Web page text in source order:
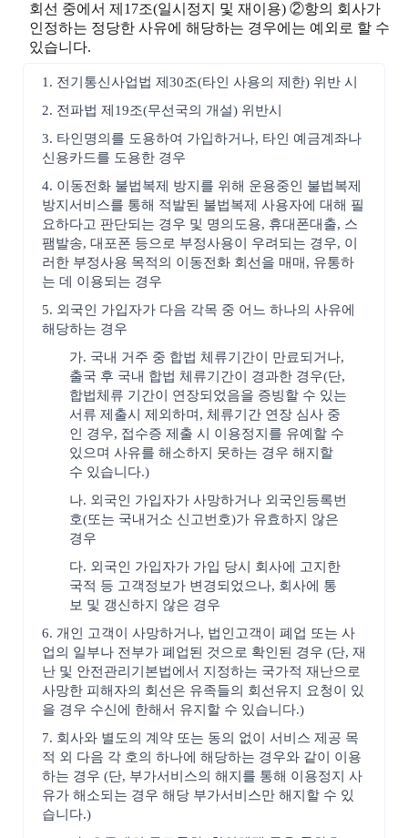
회선 중에서 제17조(일시정지 및 재이용) ②항의 회사가
인정하는 정당한 사유에 해당하는 경우에는 예외로 할 수
있습니다.
1. 전기통신사업법 제30조(타인 사용의 제한) 위반 시
2. 전파법 제19조(무선국의 개설) 위반시
3. 타인명의를 도용하여 가입하거나, 타인 예금계좌나
신용카드를 도용한 경우
4. 이동전화 불법복제 방지를 위해 운용중인 불법복제
방지서비스를 통해 적발된 불법복제 사용자에 대해 필
요하다고 판단되는 경우 및 명의도용, 휴대폰대출, 스
팸발송, 대포폰 등으로 부정사용이 우려되는 경우, 이
러한 부정사용 목적의 이동전화 회선을 매매, 유통하
는 데 이용되는 경우
5. 외국인 가입자가 다음 각목 중 어느 하나의 사유에
해당하는 경우
가. 국내 거주 중 합법 체류기간이 만료되거나,
출국 후 국내 합법 체류기간이 경과한 경우(단,
합법체류 기간이 연장되었음을 증빙할 수 있는
서류 제출시 제외하며, 체류기간 연장 심사 중
인 경우, 접수증 제출 시 이용정지를 유예할 수
있으며 사유를 해소하지 못하는 경우 해지할
수 있습니다.)
나. 외국인 가입자가 사망하거나 외국인등록번
호(또는 국내거소 신고번호)가 유효하지 않은
경우
다. 외국인 가입자가 가입 당시 회사에 고지한
국적 등 고객정보가 변경되었으나, 회사에 통
보 및 갱신하지 않은 경우
6. 개인 고객이 사망하거나, 법인고객이 폐업 또는 사
업의 일부나 전부가 폐업된 것으로 확인된 경우 (단, 재
난 및 안전관리기본법에서 지정하는 국가적 재난으로
사망한 피해자의 회선은 유족들의 회선유지 요청이 있
을 경우 수신에 한해서 유지할 수 있습니다.)
7. 회사와 별도의 계약 또는 동의 없이 서비스 제공 목
적 외 다음 각 호의 하나에 해당하는 경우와 같이 이용
하는 경우 (단, 부가서비스의 해지를 통해 이용정지 사
유가 해소되는 경우 해당 부가서비스만 해지할 수 있
습니다.)